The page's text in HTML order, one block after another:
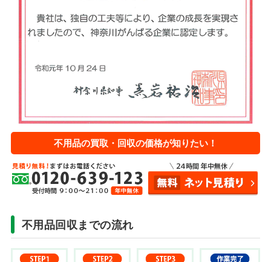
不用品の買取・回収の価格が知りたい！
不用品回収までの流れ